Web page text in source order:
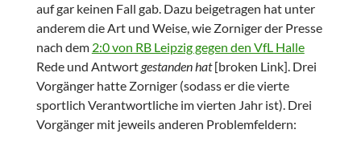
auf gar keinen Fall gab. Dazu beigetragen hat unter
anderem die Art und Weise, wie Zorniger der Presse
nach dem 2:0 von RB Leipzig gegen den VfL Halle
Rede und Antwortgestanden hat[broken Link]. Drei
Vorgänger hatte Zorniger (sodass er die vierte
sportlich Verantwortliche im vierten Jahr ist). Drei
Vorgänger mit jeweils anderen Problemfeldern: